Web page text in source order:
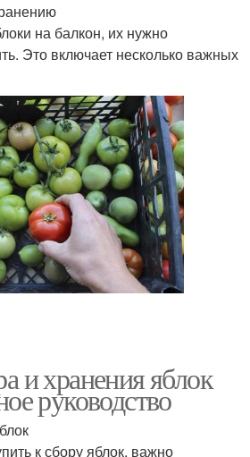
на балкон, их нужно
Это включает несколько важных
и хранения яблок
руководство
к сбору яблок, важно